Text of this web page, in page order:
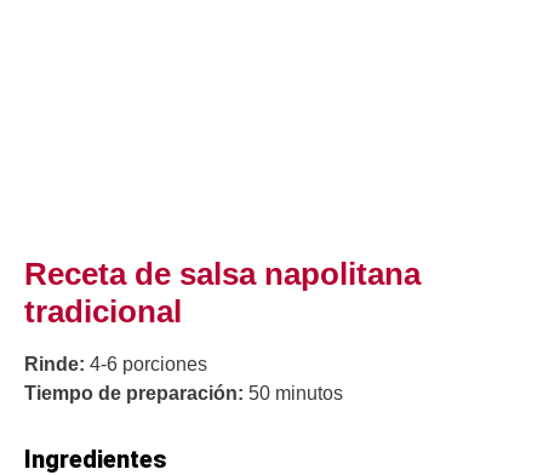
Receta de salsa napolitana
tradicional
Rinde: 4-6 porciones
Tiempo de preparación: 50 minutos
Ingredientes